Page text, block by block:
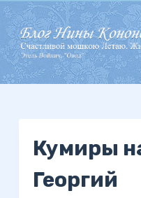
П
е
р
е
й
Кумиры
Георгий